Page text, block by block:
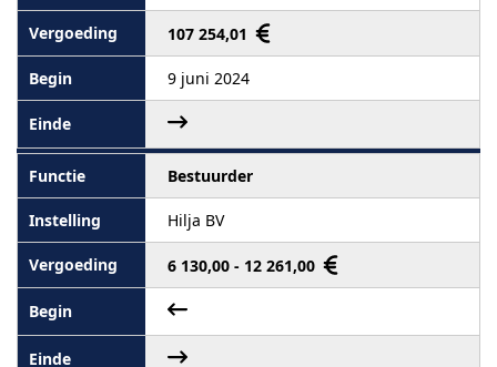
107 254,01
9 juni 2024
Bestuurder
Hilja BV
6 130,00 - 12 261,00